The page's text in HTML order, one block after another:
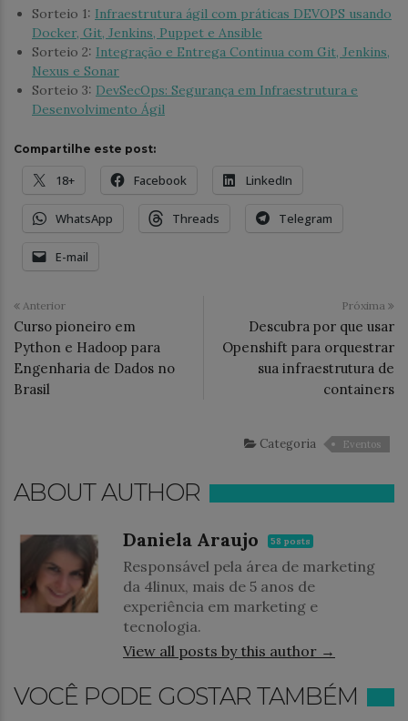
Sorteio 1: Infraestrutura ágil com práticas DEVOPS usando
Docker, Git, Jenkins, Puppet e Ansible
Sorteio 2: Integração e Entrega Continua com Git, Jenkins,
Nexus e Sonar
Sorteio 3: DevSecOps: Segurança em Infraestrutura e
Desenvolvimento Ágil
Compartilhe este post:
18+ Facebook LinkedIn
WhatsApp Threads Telegram
E-mail
Anterior
Curso pioneiro em
Python e Hadoop para
Engenharia de Dados no
Brasil
Próxima
Descubra por que usar
Openshift para orquestrar
sua infraestrutura de
containers
Categoria Eventos
ABOUT AUTHOR
Daniela Araujo 58 posts
Responsável pela área de marketing
da 4linux, mais de 5 anos de
experiência em marketing e
tecnologia.
View all posts by this author →
VOCÊ PODE GOSTAR TAMBÉM